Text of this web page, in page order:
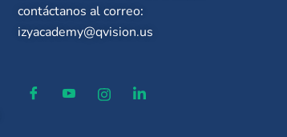
contáctanos al correo:
izyacademy@qvision.us